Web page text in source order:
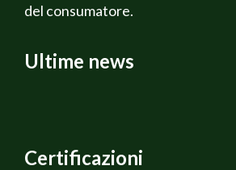
del consumatore.
Ultime news
Certificazioni